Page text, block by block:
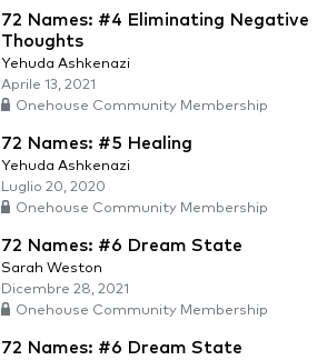
72 Names: #4 Eliminating Negative
Thoughts
Yehuda Ashkenazi
Aprile 13, 2021
Onehouse Community Membership
72 Names: #5 Healing
Yehuda Ashkenazi
Luglio 20, 2020
Onehouse Community Membership
72 Names: #6 Dream State
Sarah Weston
Dicembre 28, 2021
Onehouse Community Membership
72 Names: #6 Dream State